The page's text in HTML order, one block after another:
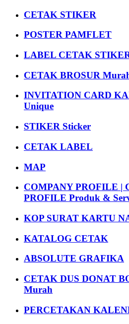
CETAK STIKER
POSTER PAMFLET
LABEL CETAK
CETAK BROSUR
INVITATION CARD
Unique
STIKER Sticker
CETAK LABEL
MAP
COMPANY PROFILE |
PROFILE Produk &
KOP SURAT KARTU
KATALOG CETAK
ABSOLUTE GRAFIKA
CETAK DUS DONAT
Murah
PERCETAKAN